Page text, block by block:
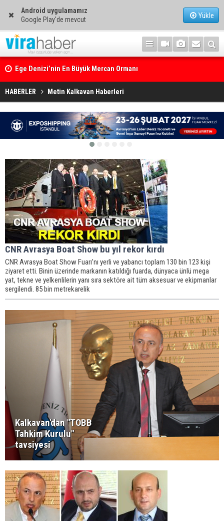
Android uygulamamız
Google Play'de mevcut
Yükle
Ege Denizi’nin En Büyük Mercan Ormanı
14. TAYK – Eker Olympos Regatta için geri sayım başladı
HABERLER Metin Kalkavan Haberleri
CNR Avrasya Boat Show bu yıl rekor kırdı
CNR Avrasya Boat Show Fuarı’nı yerli ve yabancı toplam 130 bin 123 kişi
ziyaret etti. Binin üzerinde markanın katıldığı fuarda, dünyaca ünlü mega
yat, tekne ve yelkenlilerin yanı sıra sektöre ait tüm aksesuar ve ekipmanlar
sergilendi. 85 bin metrekarelik
Kalkavan'dan "TOBB
Tahkim Kurulu"
tavsiyesi